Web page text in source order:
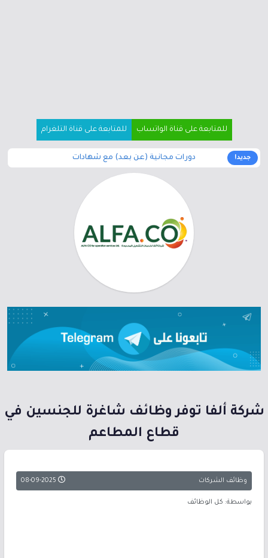
للمتابعة على قناة الواتساب للمتابعة على قناة التلغرام
جديد! دورات مجانية (عن بعد) مع شهادات
شركة ألفا توفر وظائف شاغرة للجنسين في
قطاع المطاعم
وظائف الشركات 08-09-2025
بواسطة: كل الوظائف